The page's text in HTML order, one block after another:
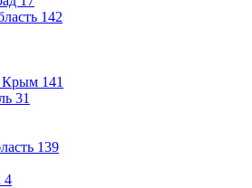
142
Крым 141
31
139
4